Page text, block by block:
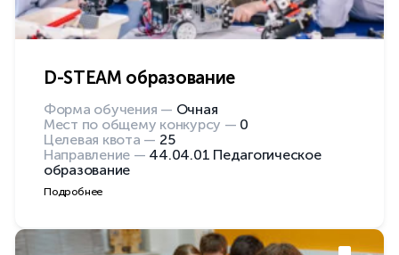
D-STEAM образование
Форма обучения — Очная
Мест по общему конкурсу — 0
Целевая квота — 25
Направление — 44.04.01 Педагогическое
образование
Подробнее